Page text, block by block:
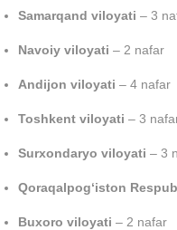
Samarqand viloyati – 3
Navoiy viloyati – 2 nafar
Andijon viloyati – 4 nafar
Toshkent viloyati – 3
Surxondaryo viloyati – 3
Qoraqalpog‘iston
Buxoro viloyati – 2 nafar